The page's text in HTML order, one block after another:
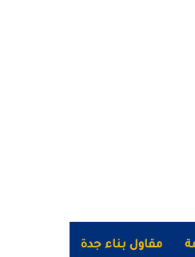
مقاول بناء جدة